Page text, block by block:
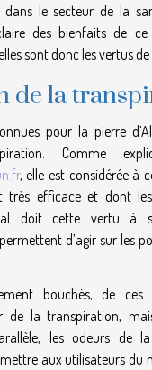
le secteur de la
des bienfaits de
sont donc les vertus
de la
pour la pierre
Comme
, elle est considérée à
très efficace et dont
doit cette vertu à
d’agir sur les
bouchés, de ces
de la transpiration,
les odeurs de
aux utilisateurs du